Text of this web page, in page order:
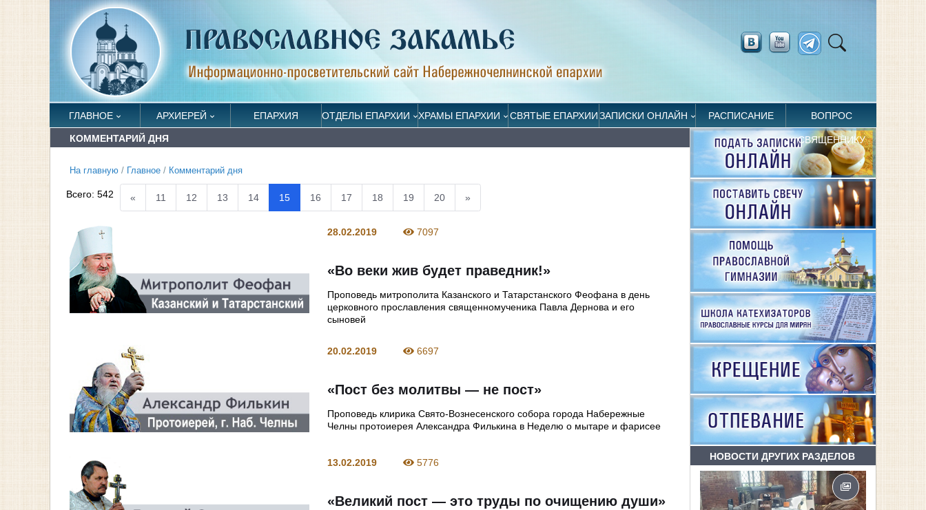
ГЛАВНОЕ АРХИЕРЕЙ ЕПАРХИЯ ОТДЕЛЫ ЕПАРХИИ ХРАМЫ ЕПАРХИИ СВЯТЫЕ ЕПАРХИИЗАПИСКИ ОНЛАЙН РАСПИСАНИЕ ВОПРОС
СВЯЩЕННИКУ
КОММЕНТАРИЙ ДНЯ
На главную / Главное / Комментарий дня
Всего:542 « 11 12 13 14 15 16 17 18 19 20 »
28.02.2019 7097
«Во веки жив будет праведник!»
Проповедь митрополита Казанского и Татарстанского Феофана в день
церковного прославления священномученика Павла Дернова и его
сыновей
20.02.2019 6697
«Пост без молитвы — не пост»
Проповедь клирика Свято-Вознесенского собора города Набережные
Челны протоиерея Александра Филькина в Неделю о мытаре и фарисее
13.02.2019 5776
«Великий пост — это труды по очищению души»
НОВОСТИ ДРУГИХ РАЗДЕЛОВ